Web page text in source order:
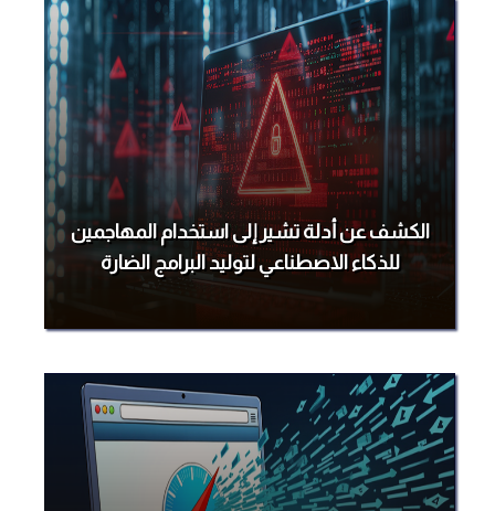
الكشف عن أدلة تشير إلى استخدام المهاجمين
للذكاء الاصطناعي لتوليد البرامج الضارة